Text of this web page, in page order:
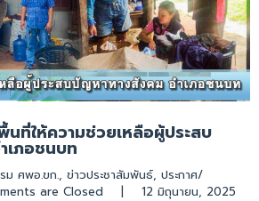
ที่ให้ความช่วยเหลือผู้ประสบ
เภอชนบท
ม ศพอ.ขก., ข่าวประชาสัมพันธ์, ประกาศ/
are Closed |